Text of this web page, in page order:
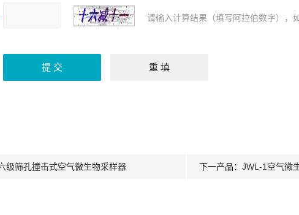
请输入计算结果（填写阿拉伯数字），
级筛孔撞击式空气微生物采样器 下一产品： JWL-1空气微